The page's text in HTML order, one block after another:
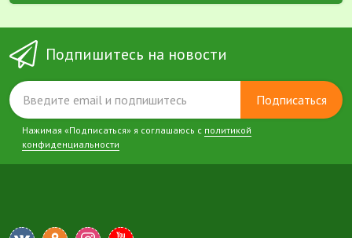
Подпишитесь на новости
Подписаться
Нажимая «Подписаться» я соглашаюсь с политикой
конфиденциальности